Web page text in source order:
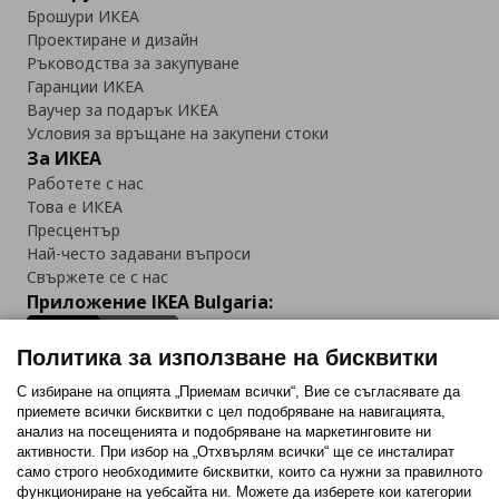
Брошури ИКЕА
Проектиране и дизайн
Ръководства за закупуване
Гаранции ИКЕА
Ваучер за подарък ИКЕА
Условия за връщане на закупени стоки
За ИКЕА
Работете с нас
Това е ИКЕА
Пресцентър
Най-често задавани въпроси
Свържете се с нас
Приложение IKEA Bulgaria:
Последвайте ни:
FacebookTwitterYoutubePinterestInstagram
Политика за използване на бисквитки
С избиране на опцията „Приемам всички“, Вие се съгласявате да
приемете всички бисквитки с цел подобряване на навигацията,
анализ на посещенията и подобряване на маркетинговите ни
активности. При избор на „Отхвърлям всички“ ще се инсталират
само строго необходимитe бисквитки, които са нужни за правилното
функциониране на уебсайта ни. Можете да изберете кои категории